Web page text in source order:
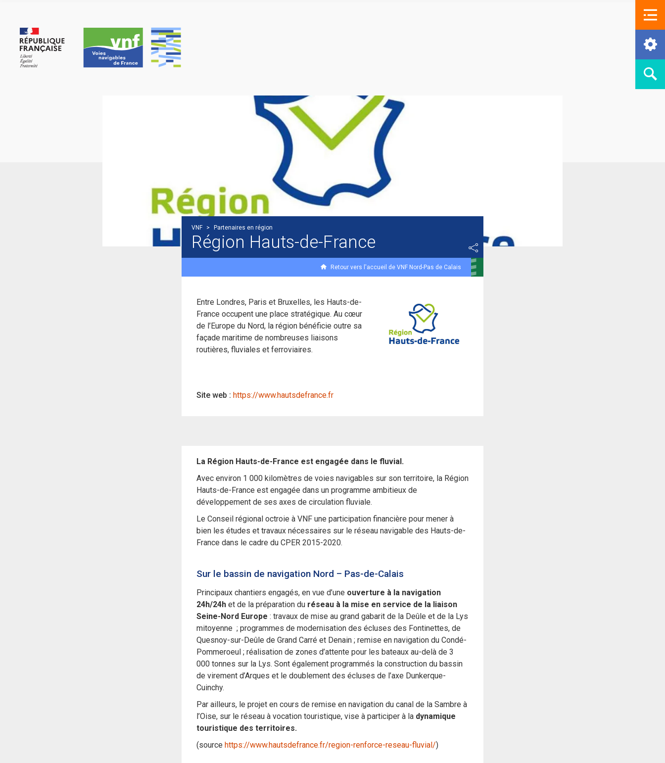
VNF > Partenaires en région
Région Hauts-de-France
Retour vers l'accueil de VNF Nord-Pas de Calais
Entre Londres, Paris et Bruxelles, les Hauts-de-
France occupent une place stratégique. Au cœur
de l’Europe du Nord, la région bénéficie outre sa
façade maritime de nombreuses liaisons
routières, fluviales et ferroviaires.
Site web : https://www.hautsdefrance.fr
La Région Hauts-de-France est engagée dans le fluvial.
Avec environ 1 000 kilomètres de voies navigables sur son territoire, la Région
Hauts-de-France est engagée dans un programme ambitieux de
développement de ses axes de circulation fluviale.
Le Conseil régional octroie à VNF une participation financière pour mener à
bien les études et travaux nécessaires sur le réseau navigable des Hauts-de-
France dans le cadre du CPER 2015-2020.
Sur le bassin de navigation Nord – Pas-de-Calais
Principaux chantiers engagés, en vue d’une ouverture à la navigation
24h/24h et de la préparation du réseau à la mise en service de la liaison
Seine-Nord Europe : travaux de mise au grand gabarit de la Deûle et de la Lys
mitoyenne ; programmes de modernisation des écluses des Fontinettes, de
Quesnoy-sur-Deûle de Grand Carré et Denain ; remise en navigation du Condé-
Pommeroeul ; réalisation de zones d’attente pour les bateaux au-delà de 3
000 tonnes sur la Lys. Sont également programmés la construction du bassin
de virement d’Arques et le doublement des écluses de l’axe Dunkerque-
Cuinchy.
Par ailleurs, le projet en cours de remise en navigation du canal de la Sambre à
l’Oise, sur le réseau à vocation touristique, vise à participer à la dynamique
touristique des territoires.
(source https://www.hautsdefrance.fr/region-renforce-reseau-fluvial/)